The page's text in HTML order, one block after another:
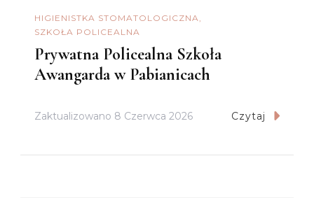
HIGIENISTKA STOMATOLOGICZNA
SZKOŁA POLICEALNA
Prywatna Policealna Szkoła
Awangarda w Pabianicach
Zaktualizowano 8 Czerwca 2026 Czytaj